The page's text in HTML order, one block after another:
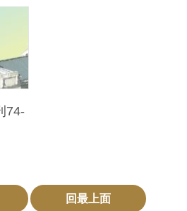
74-
回最上面